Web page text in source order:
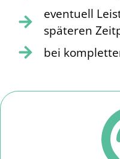
eventuell
späteren
bei